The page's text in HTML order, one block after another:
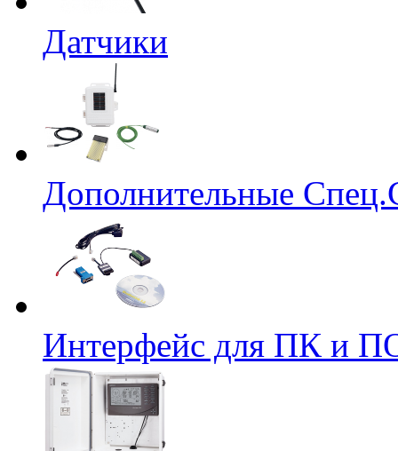
Датчики
Дополнительные
Интерфейс для ПК и